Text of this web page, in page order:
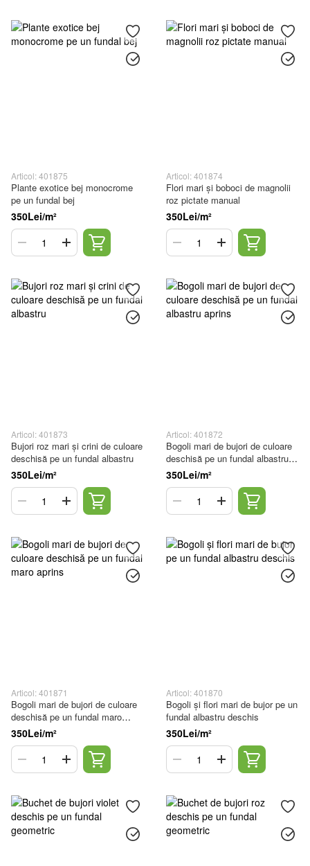
Articol: 401875
Plante exotice bej monocrome
pe un fundal bej
350Lei/m²
Articol: 401874
Flori mari și boboci de magnolii
roz pictate manual
350Lei/m²
Articol: 401873
Bujori roz mari și crini de culoare
deschisă pe un fundal albastru
350Lei/m²
Articol: 401872
Bogoli mari de bujori de culoare
deschisă pe un fundal albastru
aprins
350Lei/m²
Articol: 401871
Bogoli mari de bujori de culoare
deschisă pe un fundal maro
aprins
350Lei/m²
Articol: 401870
Bogoli și flori mari de bujor pe un
fundal albastru deschis
350Lei/m²